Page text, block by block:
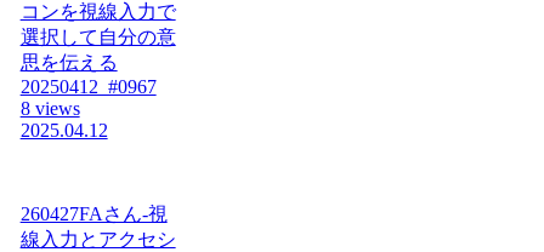
コンを視線入力で
選択して自分の意
思を伝える
20250412_#0967
8 views
2025.04.12
260427FAさん-視
線入力とアクセシ